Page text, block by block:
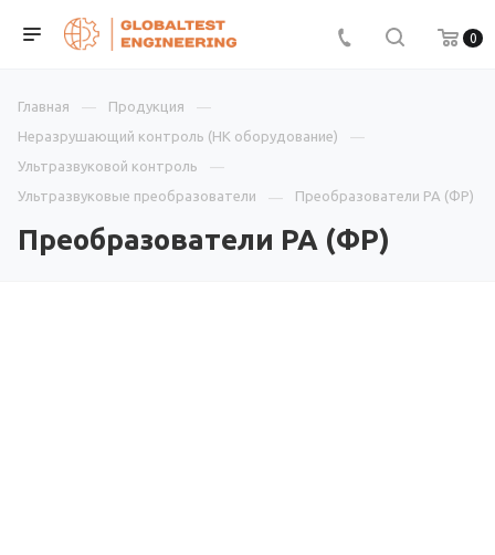
0
Главная
Продукция
Неразрушающий контроль (НК оборудование)
Ультразвуковой контроль
Ультразвуковые преобразователи
Преобразователи PA (ФР)
Преобразователи PA (ФР)